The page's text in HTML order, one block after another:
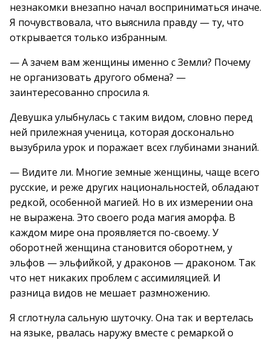
незнакомки внезапно начал восприниматься иначе.
Я почувствовала, что выяснила правду — ту, что
открывается только избранным.
— А зачем вам женщины именно с Земли? Почему
не организовать другого обмена? —
заинтересованно спросила я.
Девушка улыбнулась с таким видом, словно перед
ней прилежная ученица, которая досконально
вызубрила урок и поражает всех глубинами знаний.
— Видите ли. Многие земные женщины, чаще всего
русские, и реже других национальностей, обладают
редкой, особенной магией. Но в их измерении она
не выражена. Это своего рода магия аморфа. В
каждом мире она проявляется по-своему. У
оборотней женщина становится оборотнем, у
эльфов — эльфийкой, у драконов — драконом. Так
что нет никаких проблем с ассимиляцией. И
разница видов не мешает размножению.
Я сглотнула сальную шуточку. Она так и вертелась
на языке, рвалась наружу вместе с ремаркой о